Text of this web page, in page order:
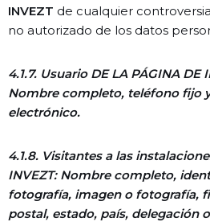
INVEZT de cualquier
no autorizado de los datos
4.1.7. Usuario DE LA PÁGINA DE
Nombre completo, teléfono fijo
electrónico.
4.1.8. Visitantes a las
INVEZT: Nombre completo,
fotografía, imagen o fotografía,
postal, estado, país, delegación